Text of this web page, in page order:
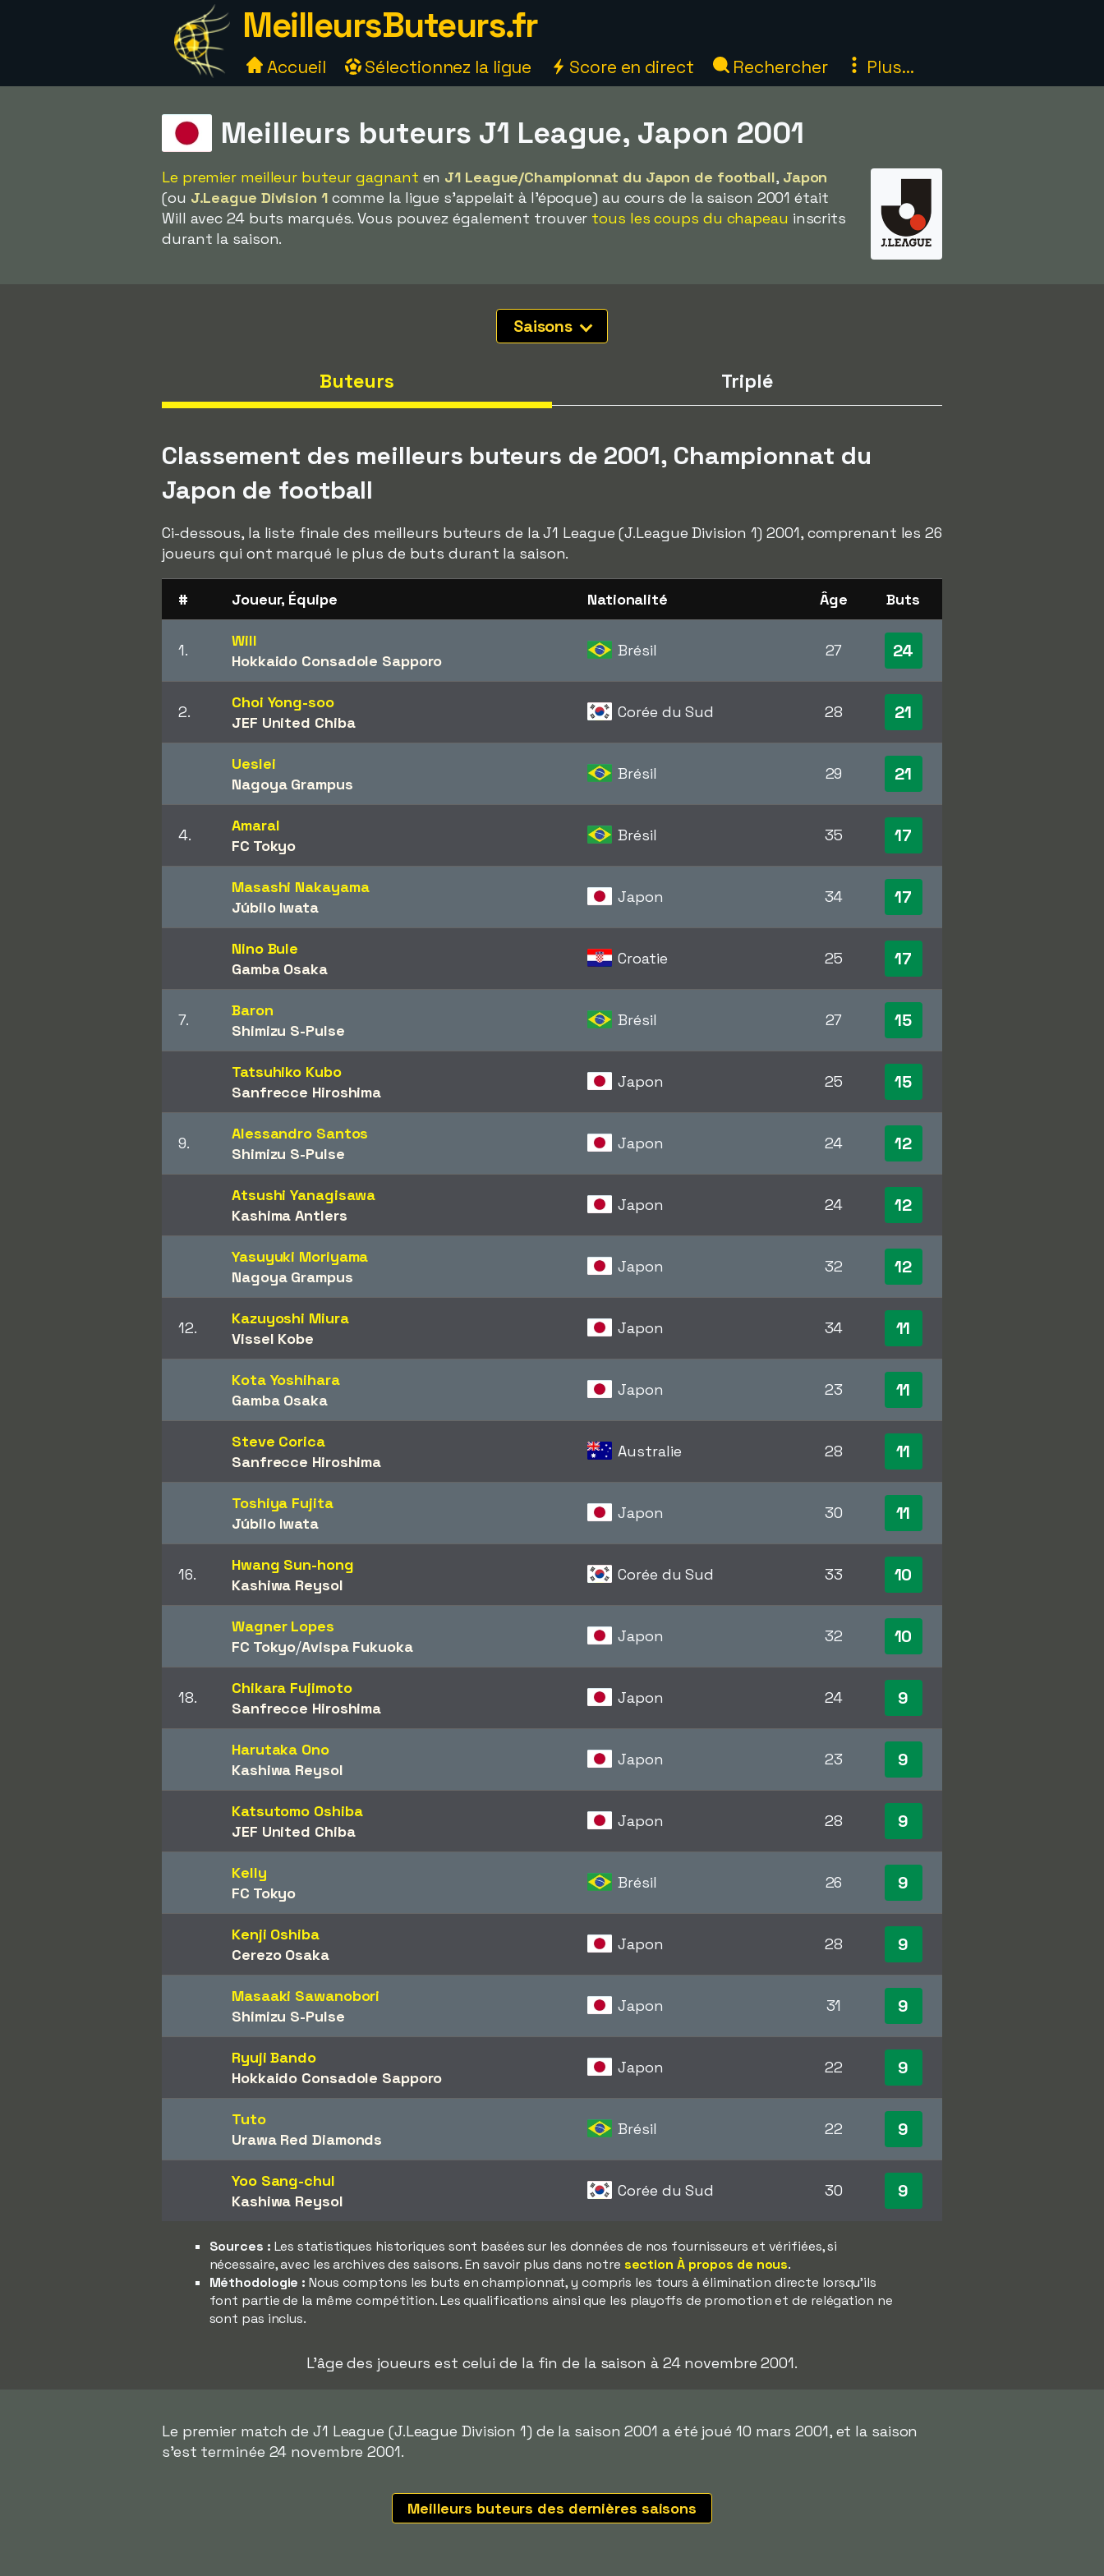
MeilleursButeurs.fr
Accueil Sélectionnez la ligue Score en direct Rechercher Plus...
Meilleurs buteurs J1 League, Japon 2001
Le premier meilleur buteur gagnant en J1 League/Championnat du Japon de football, Japon
(ou J.League Division 1comme la ligue s'appelait à l'époque) au cours de la saison 2001 était
Will avec 24 buts marqués. Vous pouvez également trouver tous les coups du chapeau inscrits
durant la saison.
Saisons
Buteurs Triplé
Classement des meilleurs buteurs de 2001, Championnat du
Japon de football
Ci-dessous, la liste finale des meilleurs buteurs de la J1 League (J.League Division 1) 2001, comprenant les 26
joueurs qui ont marqué le plus de buts durant la saison.
# Joueur, Équipe Nationalité Âge Buts
1.
Will
Hokkaido Consadole Sapporo
Brésil 27 24
2.
Choi Yong-soo
JEF United Chiba
Corée du Sud 28 21
Ueslei
Nagoya Grampus
Brésil 29 21
4.
Amaral
FC Tokyo
Brésil 35 17
Masashi Nakayama
Júbilo Iwata
Japon 34 17
Nino Bule
Gamba Osaka
Croatie 25 17
7.
Baron
Shimizu S-Pulse
Brésil 27 15
Tatsuhiko Kubo
Sanfrecce Hiroshima
Japon 25 15
9.
Alessandro Santos
Shimizu S-Pulse
Japon 24 12
Atsushi Yanagisawa
Kashima Antlers
Japon 24 12
Yasuyuki Moriyama
Nagoya Grampus
Japon 32 12
12.
Kazuyoshi Miura
Vissel Kobe
Japon 34 11
Kota Yoshihara
Gamba Osaka
Japon 23 11
Steve Corica
Sanfrecce Hiroshima
Australie 28 11
Toshiya Fujita
Júbilo Iwata
Japon 30 11
16.
Hwang Sun-hong
Kashiwa Reysol
Corée du Sud 33 10
Wagner Lopes
FC Tokyo/​Avispa Fukuoka
Japon 32 10
18.
Chikara Fujimoto
Sanfrecce Hiroshima
Japon 24 9
Harutaka Ono
Kashiwa Reysol
Japon 23 9
Katsutomo Oshiba
JEF United Chiba
Japon 28 9
Kelly
FC Tokyo
Brésil 26 9
Kenji Oshiba
Cerezo Osaka
Japon 28 9
Masaaki Sawanobori
Shimizu S-Pulse
Japon 31 9
Ryuji Bando
Hokkaido Consadole Sapporo
Japon 22 9
Tuto
Urawa Red Diamonds
Brésil 22 9
Yoo Sang-chul
Kashiwa Reysol
Corée du Sud 30 9
Sources : Les statistiques historiques sont basées sur les données de nos fournisseurs et vérifiées, si
nécessaire, avec les archives des saisons. En savoir plus dans notre section À propos de nous.
Méthodologie : Nous comptons les buts en championnat, y compris les tours à élimination directe lorsqu'ils
font partie de la même compétition. Les qualifications ainsi que les playoffs de promotion et de relégation ne
sont pas inclus.
L'âge des joueurs est celui de la fin de la saison à 24 novembre 2001.
Le premier match de J1 League (J.League Division 1) de la saison 2001 a été joué 10 mars 2001, et la saison
s'est terminée 24 novembre 2001.
Meilleurs buteurs des dernières saisons